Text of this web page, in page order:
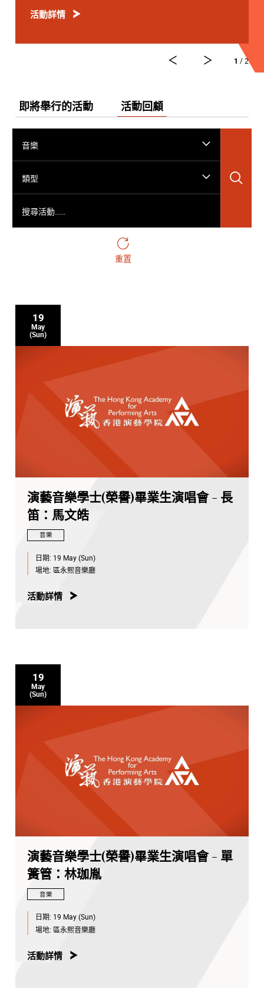
弦續音樂會
*演藝免費節目，電子門票可於演出前3小時在「演藝電
子票務系統」登記，先到先得。
4月22日 星期三 19:30
學院之聲 —— 大提琴獨奏專場
活動詳情
1 / 2
即將舉行的活動 活動回顧
音樂
類型
重置
19
May
(Sun)
演藝音樂學士(榮譽)畢業生演唱會 - 長
笛：馬文皓
音樂
日期: 19 May (Sun)
場地: 區永熙音樂廳
活動詳情
19
May
(Sun)
演藝音樂學士(榮譽)畢業生演唱會 - 單
簧管：林珈胤
音樂
日期: 19 May (Sun)
場地: 區永熙音樂廳
活動詳情